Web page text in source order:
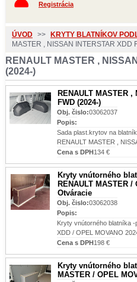
Registrácia
ÚVOD >> KRYTY BLATNÍKOV
MASTER , NISSAN INTERSTAR XDD
RENAULT MASTER ,
(2024-)
RENAULT MASTER ,
FWD (2024-)
Obj. čislo:03062037
Popis:
Sada plast.krytov na
RENAULT MASTER ,
Cena s DPH134 €
Kryty vnútorného
RENAULT MASTER /
Otváracie
Obj. čislo:03062038
Popis:
Kryty vnútorného blatníka -
XDD / OPEL MOVANO
Cena s DPH198 €
Kryty vnútorného
MASTER / OPEL